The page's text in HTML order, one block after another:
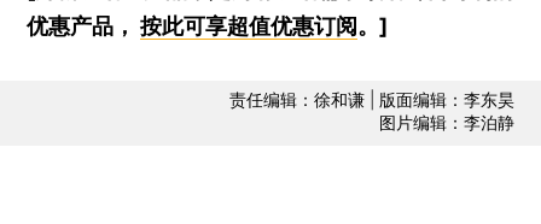
优惠产品，按此可享超值优惠订阅。]
责任编辑：徐和谦 | 版面编辑：李东昊
图片编辑：李泊静